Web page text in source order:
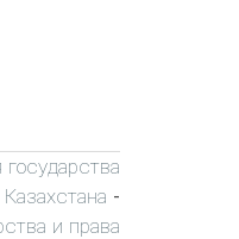
-
и права